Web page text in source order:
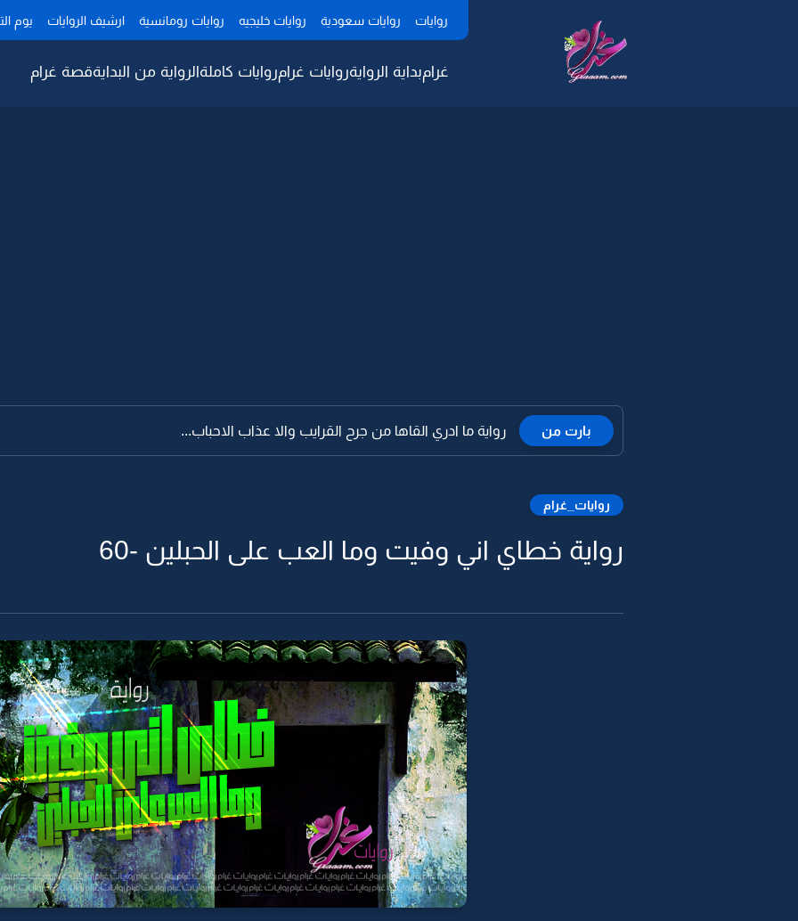
روايات روايات سعودية روايات خليجيه روايات رومانسية ارشيف الروايات يوم
غرامبداية الروايةروايات غرامروايات كاملةالرواية من البدايةقصة غرام
بارت من رواية ما ادري القاها من جرح القرايب والا عذاب الاحباب...
روايات_غرام
رواية خطاي اني وفيت وما العب على الحبلين -60